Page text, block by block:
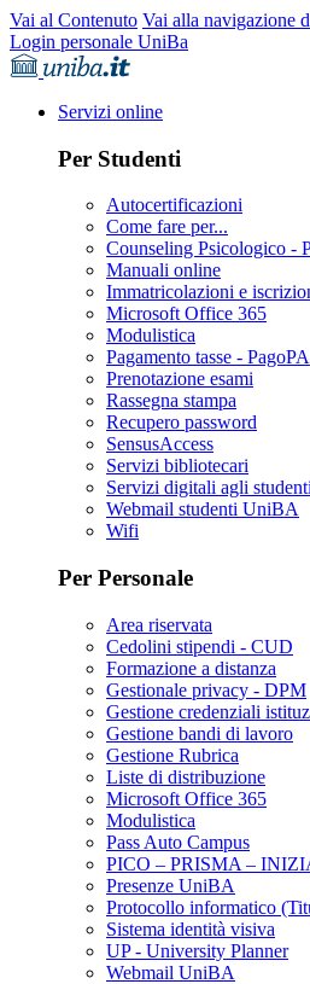
Vai al Contenuto Vai alla navigazione
Login personale UniBa
Servizi online
Per Studenti
Autocertificazioni
Come fare per...
Counseling Psicologico -
Manuali online
Immatricolazioni e
Microsoft Office 365
Modulistica
Pagamento tasse - PagoPA
Prenotazione esami
Rassegna stampa
Recupero password
SensusAccess
Servizi bibliotecari
Servizi digitali agli
Webmail studenti UniBA
Wifi
Per Personale
Area riservata
Cedolini stipendi - CUD
Formazione a distanza
Gestionale privacy - DPM
Gestione credenziali
Gestione bandi di lavoro
Gestione Rubrica
Liste di distribuzione
Microsoft Office 365
Modulistica
Pass Auto Campus
PICO – PRISMA –
Presenze UniBA
Protocollo informatico
Sistema identità visiva
UP - University Planner
Webmail UniBA